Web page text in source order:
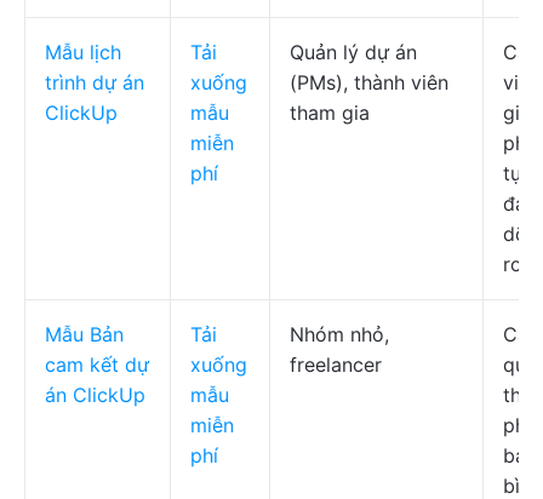
Mẫu lịch
trình dự án
ClickUp
Tải
xuống
mẫu
miễn
phí
Quản lý dự án
(PMs), thành viên
tham gia
giai
phụ
tự
dõi
ro/
Mẫu Bản
cam kết dự
án ClickUp
Tải
xuống
mẫu
miễn
phí
Nhóm nhỏ,
freelancer